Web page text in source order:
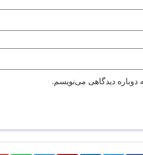
دوباره دیدگاهی می‌نویسم.